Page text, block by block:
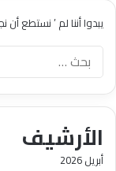
يبدوا أننا لم ’ نستطع
الأرشيف
أبريل 2026